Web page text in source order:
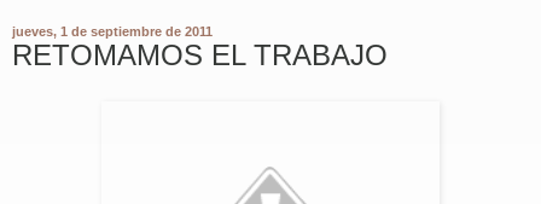
jueves, 1 de septiembre de 2011
RETOMAMOS EL TRABAJO